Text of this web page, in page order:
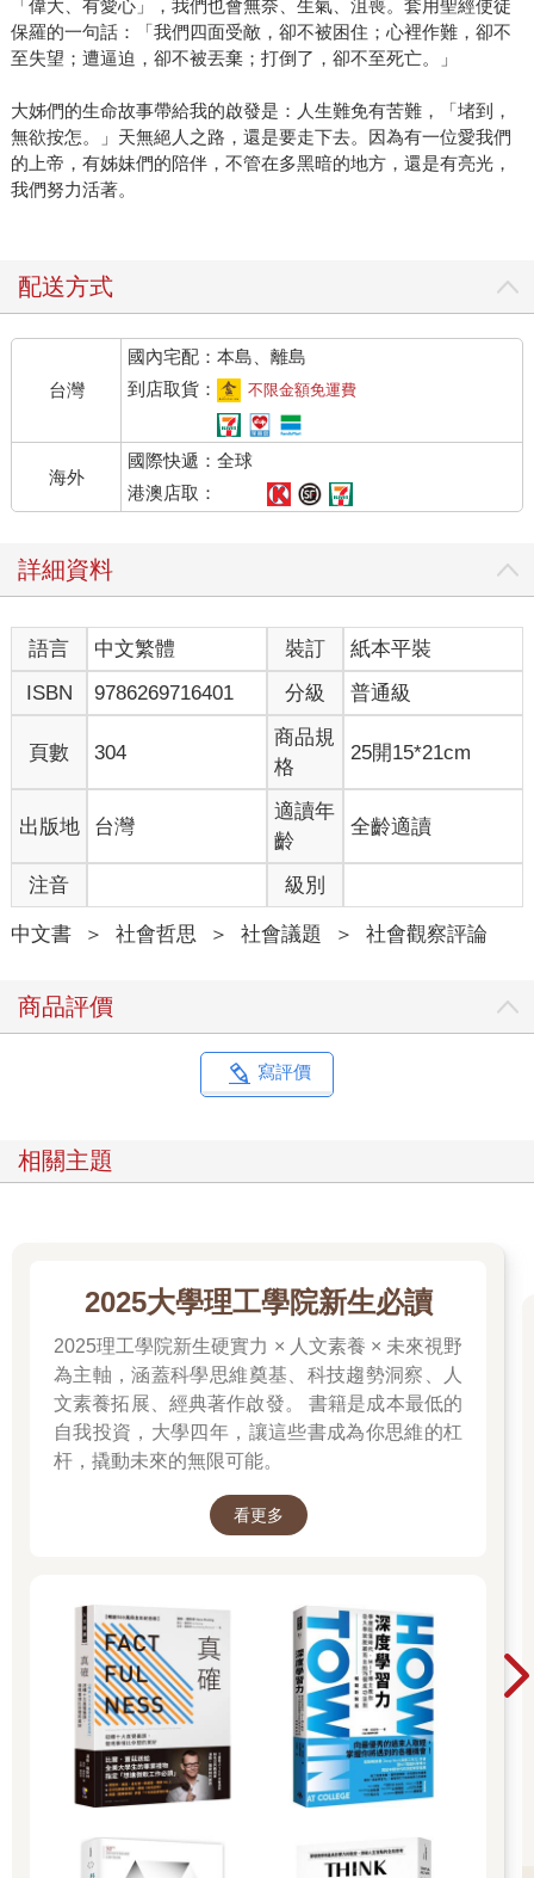
「偉大、有愛心」，我們也會無奈、生氣、沮喪。套用聖經使徒
保羅的一句話：「我們四面受敵，卻不被困住；心裡作難，卻不
至失望；遭逼迫，卻不被丟棄；打倒了，卻不至死亡。」
大姊們的生命故事帶給我的啟發是：人生難免有苦難，「堵到，
無欲按怎。」天無絕人之路，還是要走下去。因為有一位愛我們
的上帝，有姊妹們的陪伴，不管在多黑暗的地方，還是有亮光，
我們努力活著。
配送方式
台灣
國內宅配：本島、離島
到店取貨：
不限金額免運費
海外
國際快遞：全球
港澳店取：
詳細資料
語言 中文繁體 裝訂
紙本平裝
ISBN
9786269716401 分級 普通級
頁數 304
商品規
格
25開15*21cm
出版地 台灣
適讀年
齡
全齡適讀
注音 級別
中文書 ＞ 社會哲思 ＞ 社會議題 ＞ 社會觀察評論
商品評價
寫評價
相關主題
2025大學理工學院新生必讀
2025理工學院新生硬實力 × 人文素養 × 未來視野
為主軸，涵蓋科學思維奠基、科技趨勢洞察、人
文素養拓展、經典著作啟發。 書籍是成本最低的
自我投資，大學四年，讓這些書成為你思維的杠
杆，撬動未來的無限可能。
看更多